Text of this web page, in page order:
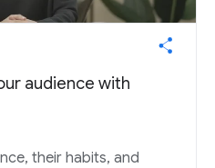
audience with
their habits, and